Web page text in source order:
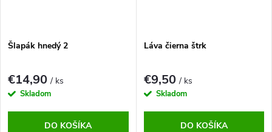
Šlapák hnedý 2
€14,90/ ks
Skladom
DO KOŠÍKA
Láva čierna štrk
€9,50/ ks
Skladom
DO KOŠÍKA